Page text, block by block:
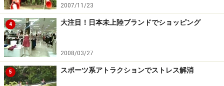
2007/11/23
4 大注目！日本未上陸ブランドでショッピング
2008/03/27
5 スポーツ系アトラクションでストレス解消